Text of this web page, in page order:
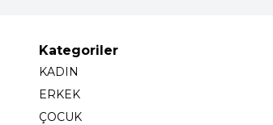
Kategoriler
KADIN
ERKEK
ÇOCUK